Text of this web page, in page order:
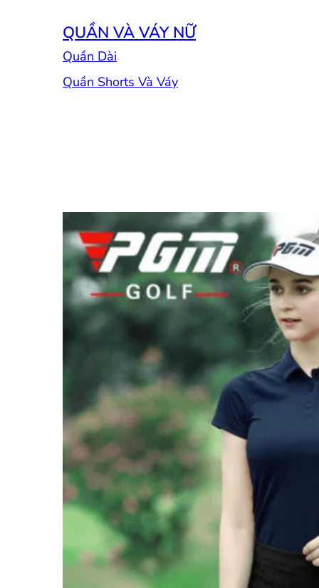
QUẦN VÀ VÁY NỮ
Quần Dài
Quần Shorts Và Váy